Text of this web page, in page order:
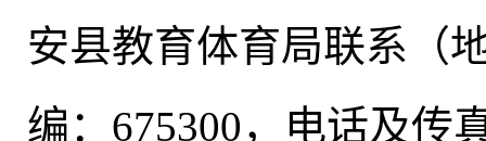
安县教育体育局联系（
编：675300，电话及传